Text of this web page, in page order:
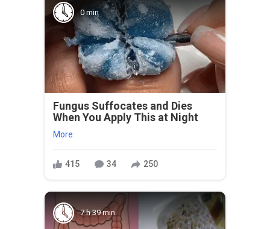
0 min
Fungus Suffocates and Dies
When You Apply This at Night
More
415 34 250
7 h 39 min